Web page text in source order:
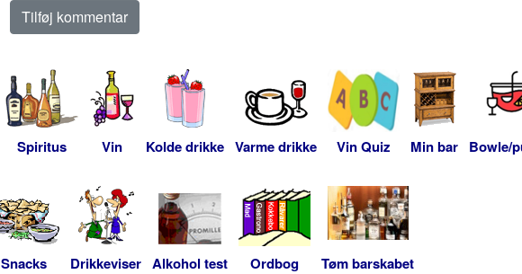
Spiritus Vin Kolde drikke Varme drikke Vin Quiz Min bar Bowle/
Snacks Drikkeviser Alkohol test Ordbog Tøm barskabet